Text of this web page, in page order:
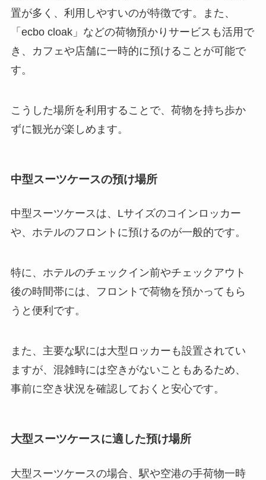
置が多く、利用しやすいのが特徴です。また、
「ecbo cloak」などの荷物預かりサービスも活用で
き、カフェや店舗に一時的に預けることが可能で
す。
こうした場所を利用することで、荷物を持ち歩か
ずに観光が楽しめます。
中型スーツケースの預け場所
中型スーツケースは、Lサイズのコインロッカー
や、ホテルのフロントに預けるのが一般的です。
特に、ホテルのチェックイン前やチェックアウト
後の時間帯には、フロントで荷物を預かってもら
うと便利です。
また、主要な駅には大型ロッカーも設置されてい
ますが、混雑時には空きがないこともあるため、
事前に空き状況を確認しておくと安心です。
大型スーツケースに適した預け場所
大型スーツケースの場合、駅や空港の手荷物一時